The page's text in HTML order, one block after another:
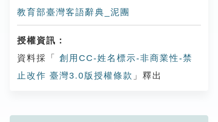
教育部臺灣客語辭典_泥團
授權資訊：
資料採「
創用CC-姓名標示-非商業性-禁
止改作 臺灣3.0版授權條款 」釋出